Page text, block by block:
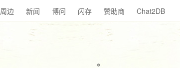
周边 新闻 博问 闪存 赞助商 Chat2DB